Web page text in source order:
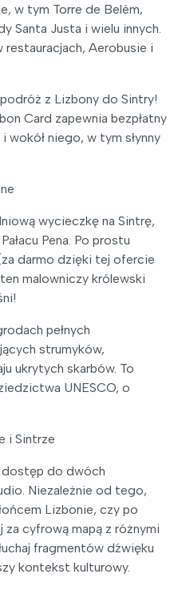
w tym Torre de Belém,
Santa Justa i wielu innych.
Aerobusie i
z Lizbony do Sintry!
Card zapewnia bezpłatny
niego, w tym słynny
wycieczkę na Sintrę,
Pena. Po prostu
darmo dzięki tej ofercie
malowniczy królewski
pełnych
strumyków,
ukrytych skarbów. To
UNESCO, o
i Sintrze
dostęp do dwóch
Niezależnie od tego,
Lizbonie, czy po
cyfrową mapą z różnymi
fragmentów dźwięku
kontekst kulturowy.